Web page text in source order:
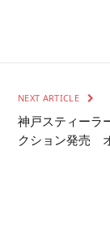
NEXT ARTICLE
神戸スティーラ
クション発売